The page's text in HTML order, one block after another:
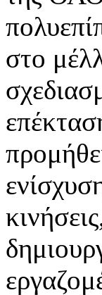
στο